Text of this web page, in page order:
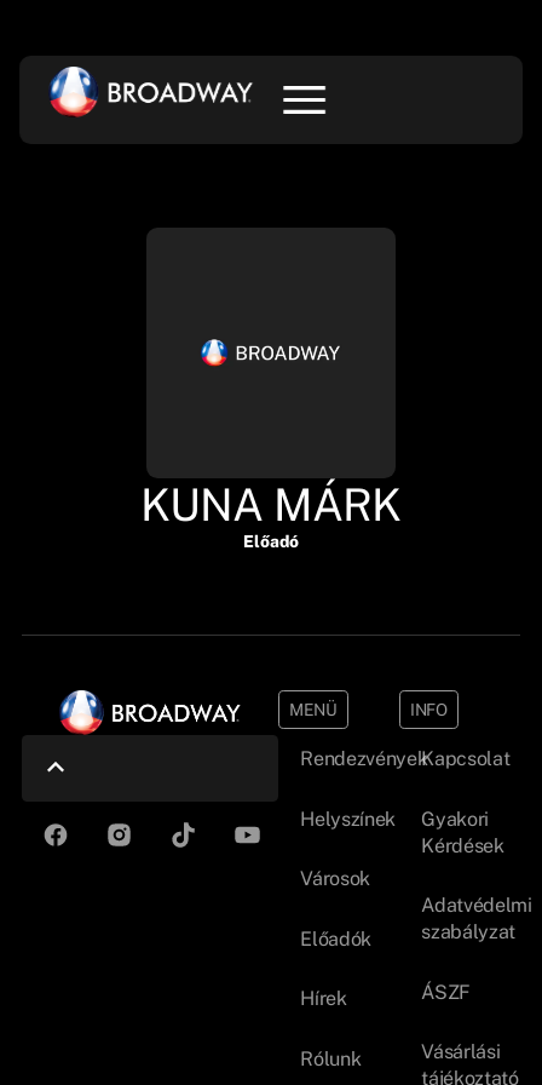
KUNA MÁRK
Előadó
MENÜ
Rendezvények
Helyszínek
Városok
Előadók
Hírek
Rólunk
INFO
Kapcsolat
Gyakori
Kérdések
Adatvédelmi
szabályzat
ÁSZF
Vásárlási
tájékoztató